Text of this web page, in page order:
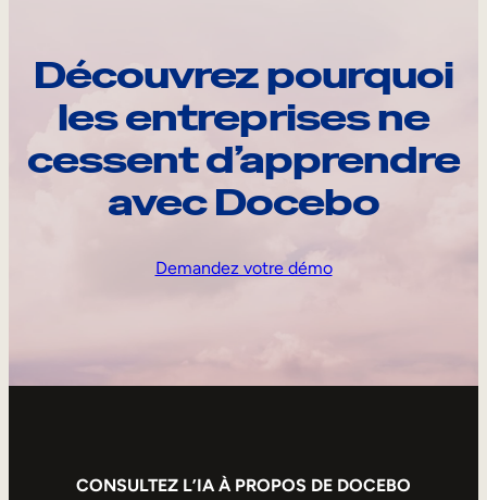
Découvrez pourquoi
les entreprises ne
cessent d’apprendre
avec Docebo
Demandez votre démo
CONSULTEZ L’IA À PROPOS DE DOCEBO